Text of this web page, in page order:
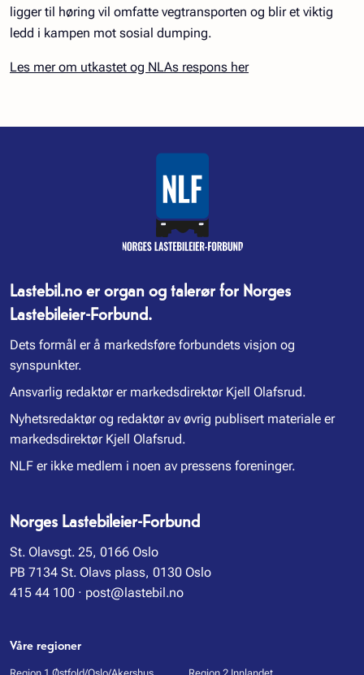
ligger til høring vil omfatte vegtransporten og blir et viktig
ledd i kampen mot sosial dumping.
Les mer om utkastet og NLAs respons her
Lastebil.no er organ og talerør for Norges
Lastebileier-Forbund.
Dets formål er å markedsføre forbundets visjon og
synspunkter.
Ansvarlig redaktør er markedsdirektør Kjell Olafsrud.
Nyhetsredaktør og redaktør av øvrig publisert materiale er
markedsdirektør Kjell Olafsrud.
NLF er ikke medlem i noen av pressens foreninger.
Norges Lastebileier-Forbund
St. Olavsgt. 25, 0166 Oslo
PB 7134 St. Olavs plass, 0130 Oslo
415 44 100 · post@lastebil.no
Våre regioner